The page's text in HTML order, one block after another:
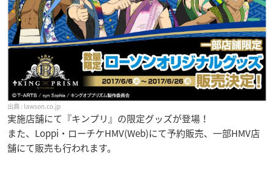
lawson.co.jp
実施店舗にて『キンプリ』の限定グッズが登場！
また、Loppi・ローチケHMV(Web)にて予約販売、一部HMV店
舗にて販売も行われます。